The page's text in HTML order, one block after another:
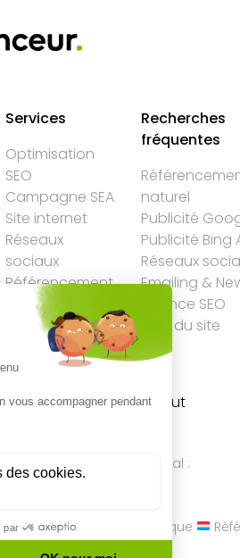
Services
Optimisation
SEO
Campagne SEA
Site internet
Réseaux
sociaux
Référencement
Recherches
fréquentes
naturel
Publicité
Publicité Bing
Réseaux
Emailing &
Agence SEO
Plan du site
Google Penguin ne peut
en
marketing digital :
clients
Référenceur Belgique